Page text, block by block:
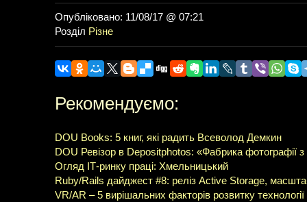
Опубліковано: 11/08/17 @ 07:21
Розділ Різне
Рекомендуємо:
DOU Books: 5 книг, які радить Всеволод Демкин
DOU Ревізор в Depositphotos: «Фабрика фотографії
Огляд ІТ-ринку праці: Хмельницький
Ruby/Rails дайджест #8: реліз Active Storage,
VR/AR – 5 вирішальних факторів розвитку технології